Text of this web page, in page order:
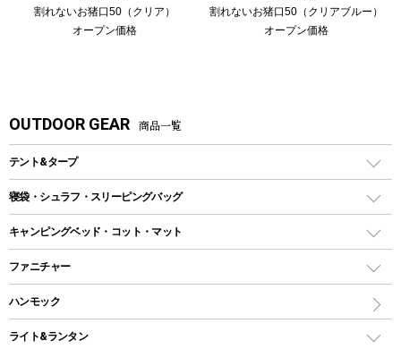
割れないお猪口50（クリア）
オープン価格
割れないお猪口50（クリアブルー）
オープン価格
OUTDOOR GEAR 商品一覧
テント&タープ
テント
ツールームテント
ワンポールテント
シェルターテント
寝袋・シュラフ・スリーピングバッグ
レクタングラー型（封筒型）シュラフ
インナーシュラフ
キャンピングベッド・コット・マット
キャンピングベッド・コット
インフレータブルマット
ファニチャー
アウトドアテーブル
ハンモック
ライト&ランタン